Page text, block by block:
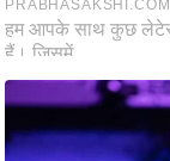
श्ले
ष
ण
स
म